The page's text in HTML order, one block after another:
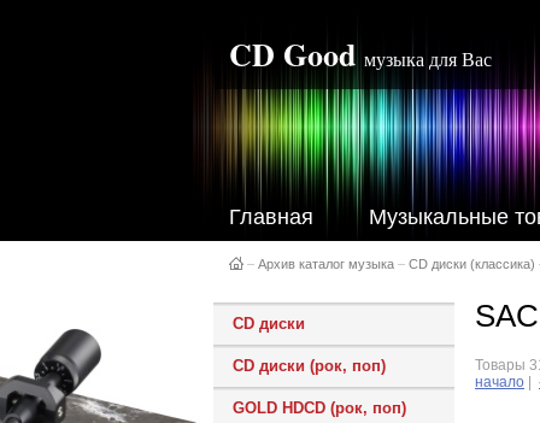
CD Good музыка для Вас
Главная Музыкальные
– Архив каталог музыка – CD диски (классика)
CD диски
CD диски (рок, поп)
GOLD HDCD (рок, поп)
Товары
начало